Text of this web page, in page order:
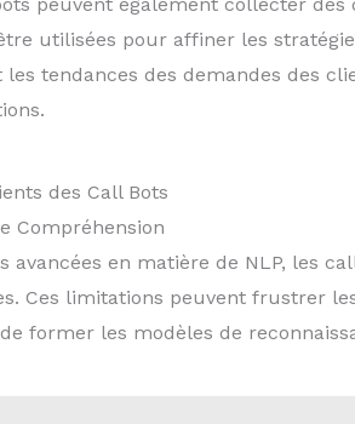
utilisées pour affiner les
les tendances des demandes des
des Call Bots
Compréhension
avancées en matière de NLP, les
Ces limitations peuvent frustrer
former les modèles de